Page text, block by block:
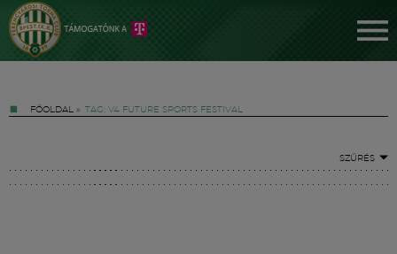
FŐOLDAL » TAG: V4 FUTURE SPORTS FESTIVAL
SZŰRÉS